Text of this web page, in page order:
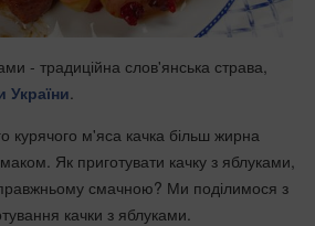
- традиційна слов'янська страва,
України
курячого м'яса качка більш жирна
Як приготувати качку з яблуками,
смачною? Ми поділимося з
качки з яблуками.